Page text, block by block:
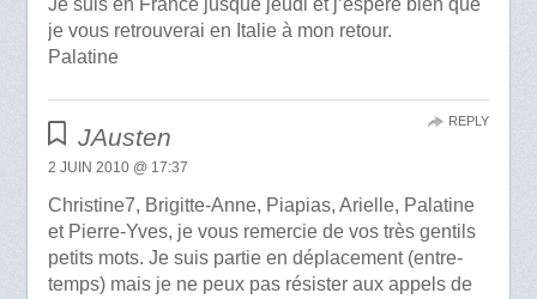
Je suis en France jusque jeudi et j’espère bien que
je vous retrouverai en Italie à mon retour.
Palatine
JAusten
2 JUIN 2010 @ 17:37
Christine7, Brigitte-Anne, Piapias, Arielle, Palatine
et Pierre-Yves, je vous remercie de vos très gentils
petits mots. Je suis partie en déplacement (entre-
temps) mais je ne peux pas résister aux appels de
REPLY